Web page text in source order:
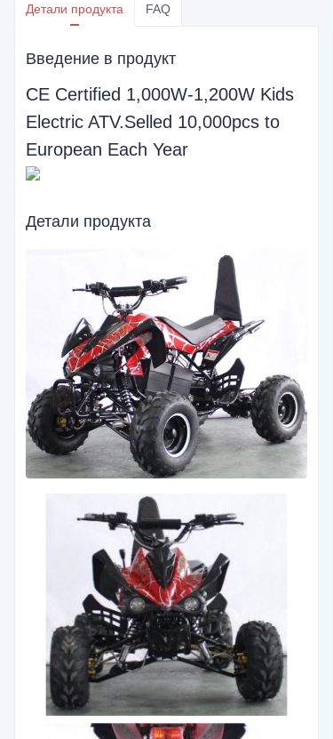
Детали продукта FAQ
Введение в продукт
CE Certified 1,000W-1,200W Kids
Electric ATV.Selled 10,000pcs to
European Each Year
Детали продукта